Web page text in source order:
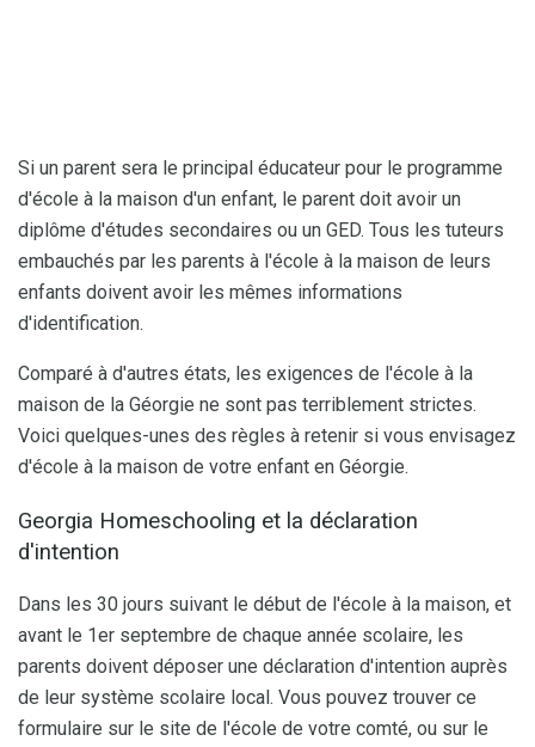
Si un parent sera le principal éducateur pour le programme
d'école à la maison d'un enfant, le parent doit avoir un
diplôme d'études secondaires ou un GED. Tous les tuteurs
embauchés par les parents à l'école à la maison de leurs
enfants doivent avoir les mêmes informations
d'identification.
Comparé à d'autres états, les exigences de l'école à la
maison de la Géorgie ne sont pas terriblement strictes.
Voici quelques-unes des règles à retenir si vous envisagez
d'école à la maison de votre enfant en Géorgie.
Georgia Homeschooling et la déclaration
d'intention
Dans les 30 jours suivant le début de l'école à la maison, et
avant le 1er septembre de chaque année scolaire, les
parents doivent déposer une déclaration d'intention auprès
de leur système scolaire local. Vous pouvez trouver ce
formulaire sur le site de l'école de votre comté, ou sur le